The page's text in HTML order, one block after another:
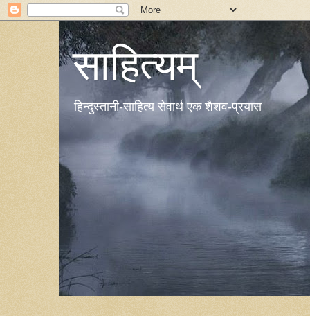
साहित्यम्
हिन्दुस्तानी-साहित्य सेवार्थ एक शैशव-प्रयास